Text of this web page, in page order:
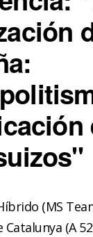
(MS
Catalunya (A